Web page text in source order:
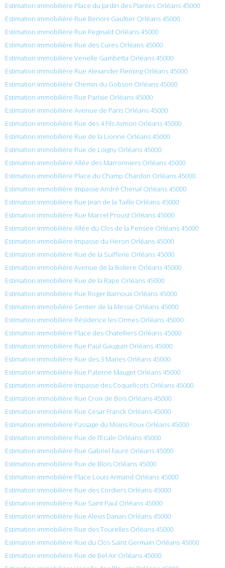
Estimation immobilière Place du Jardin des Plantes Orléans 45000
Estimation immobilière Rue Benoni Gaultier Orléans 45000
Estimation immobilière Rue Reginald Orléans 45000
Estimation immobilière Rue des Cures Orléans 45000
Estimation immobilière Venelle Gambetta Orléans 45000
Estimation immobilière Rue Alexander Fleming Orléans 45000
Estimation immobilière Chemin du Gobson Orléans 45000
Estimation immobilière Rue Parisie Orléans 45000
Estimation immobilière Avenue de Paris Orléans 45000
Estimation immobilière Rue des 4 Fils Aymon Orléans 45000
Estimation immobilière Rue de la Lionne Orléans 45000
Estimation immobilière Rue de Loigny Orléans 45000
Estimation immobilière Allée des Marronniers Orléans 45000
Estimation immobilière Place du Champ Chardon Orléans 45000
Estimation immobilière Impasse André Chenal Orléans 45000
Estimation immobilière Rue Jean de la Taille Orléans 45000
Estimation immobilière Rue Marcel Proust Orléans 45000
Estimation immobilière Allée du Clos de la Pensee Orléans 45000
Estimation immobilière Impasse du Heron Orléans 45000
Estimation immobilière Rue de la Suifferie Orléans 45000
Estimation immobilière Avenue de la Boliere Orléans 45000
Estimation immobilière Rue de la Rape Orléans 45000
Estimation immobilière Rue Roger Barnoux Orléans 45000
Estimation immobilière Sentier de la Messe Orléans 45000
Estimation immobilière Résidence les Ormes Orléans 45000
Estimation immobilière Place des Chatelliers Orléans 45000
Estimation immobilière Rue Paul Gauguin Orléans 45000
Estimation immobilière Rue des 3 Maries Orléans 45000
Estimation immobilière Rue Paterne Mauget Orléans 45000
Estimation immobilière Impasse des Coquelicots Orléans 45000
Estimation immobilière Rue Croix de Bois Orléans 45000
Estimation immobilière Rue Cesar Franck Orléans 45000
Estimation immobilière Passage du Moins Roux Orléans 45000
Estimation immobilière Rue de l’Ecale Orléans 45000
Estimation immobilière Rue Gabriel Faure Orléans 45000
Estimation immobilière Rue de Blois Orléans 45000
Estimation immobilière Place Louis Armand Orléans 45000
Estimation immobilière Rue des Cordiers Orléans 45000
Estimation immobilière Rue Saint Paul Orléans 45000
Estimation immobilière Rue Alexis Danan Orléans 45000
Estimation immobilière Rue des Tourelles Orléans 45000
Estimation immobilière Rue du Clos Saint Germain Orléans 45000
Estimation immobilière Rue de Bel Air Orléans 45000